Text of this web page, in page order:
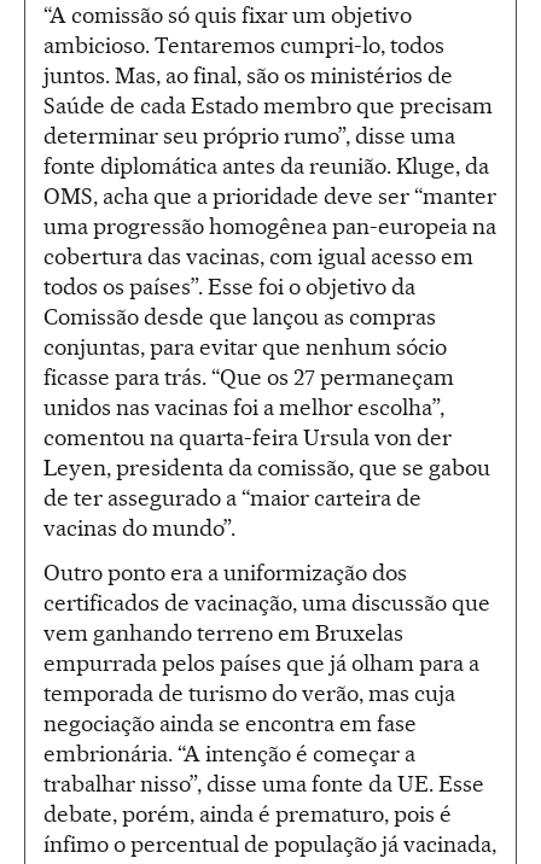
“A comissão só quis fixar um objetivo
ambicioso. Tentaremos cumpri-lo, todos
juntos. Mas, ao final, são os ministérios de
Saúde de cada Estado membro que precisam
determinar seu próprio rumo”, disse uma
fonte diplomática antes da reunião. Kluge, da
OMS, acha que a prioridade deve ser “manter
uma progressão homogênea pan-europeia na
cobertura das vacinas, com igual acesso em
todos os países”. Esse foi o objetivo da
Comissão desde que lançou as compras
conjuntas, para evitar que nenhum sócio
ficasse para trás. “Que os 27 permaneçam
unidos nas vacinas foi a melhor escolha”,
comentou na quarta-feira Ursula von der
Leyen, presidenta da comissão, que se gabou
de ter assegurado a “maior carteira de
vacinas do mundo”.
Outro ponto era a uniformização dos
certificados de vacinação, uma discussão que
vem ganhando terreno em Bruxelas
empurrada pelos países que já olham para a
temporada de turismo do verão, mas cuja
negociação ainda se encontra em fase
embrionária. “A intenção é começar a
trabalhar nisso”, disse uma fonte da UE. Esse
debate, porém, ainda é prematuro, pois é
ínfimo o percentual de população já vacinada,